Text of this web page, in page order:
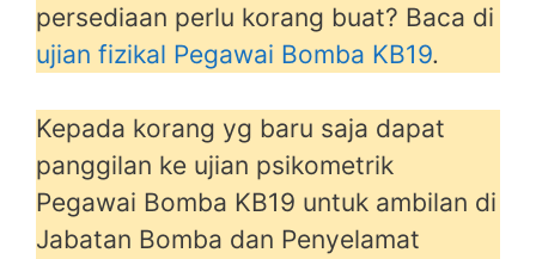
persediaan perlu korang buat? Baca di
ujian fizikal Pegawai Bomba KB19.
Kepada korang yg baru saja dapat
panggilan ke ujian psikometrik
Pegawai Bomba KB19 untuk ambilan di
Jabatan Bomba dan Penyelamat